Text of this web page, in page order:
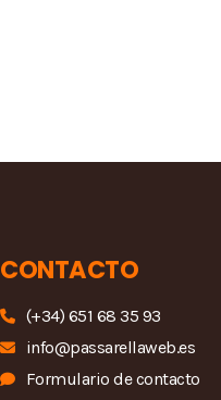
CONTACTO
(+34) 651 68 35 93
info@passarellaweb.es
Formulario de contacto